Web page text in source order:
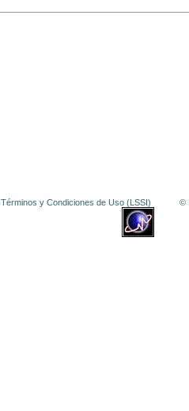
Términos y Condiciones de Uso (LSSI) © La